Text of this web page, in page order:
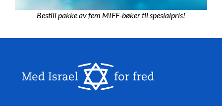
Bestill pakke av fem MIFF-bøker til spesialpris!